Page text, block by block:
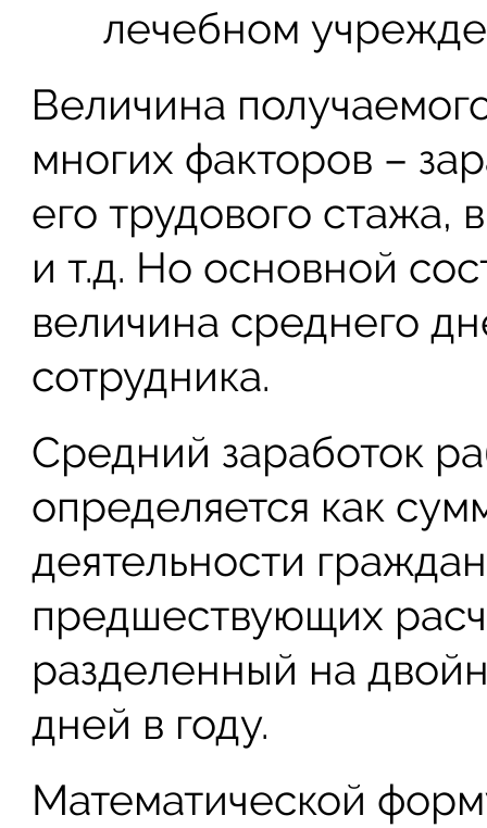
лечебном
Величина
многих факторов –
его трудового стажа,
и т.д. Но основной
величина среднего
сотрудника.
Средний заработок
определяется как
деятельности
предшествующих
разделенный на
дней в году.
Математической